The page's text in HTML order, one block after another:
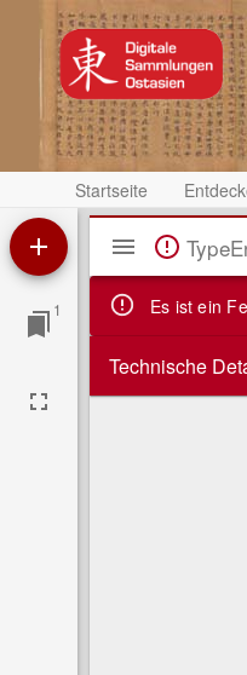
Startseite
1
Mirador
Viewer
Es ist ein
Technische